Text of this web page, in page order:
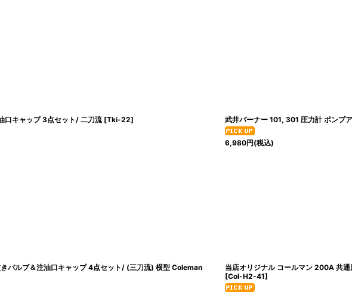
口キャップ 3点セット/ 二刀流 [Tki-22] 武井バーナー 101, 301 圧力計 ポンプ
6,980円(税込)
バルブ＆注油口キャップ 4点セット/ (三刀流) 横型 Coleman
当店オリジナル コールマン 200A 共
[Col-H2-41]